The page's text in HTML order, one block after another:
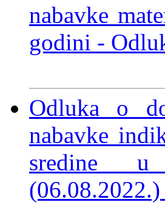
nabavke
godini -
Odluka o
nabavke
sredine
(06.08.2022.)